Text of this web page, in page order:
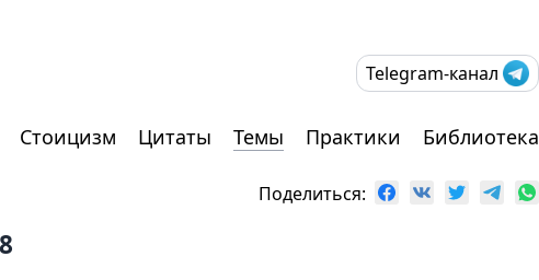
Telegram-канал
Стоицизм Цитаты Темы Практики Библиотека
Поделиться:
8